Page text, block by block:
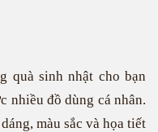
quà sinh nhật cho bạn
nhiều đồ dùng cá nhân.
màu sắc và họa tiết